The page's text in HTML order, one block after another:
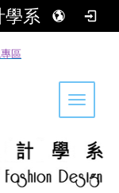
學系
區
Toggle